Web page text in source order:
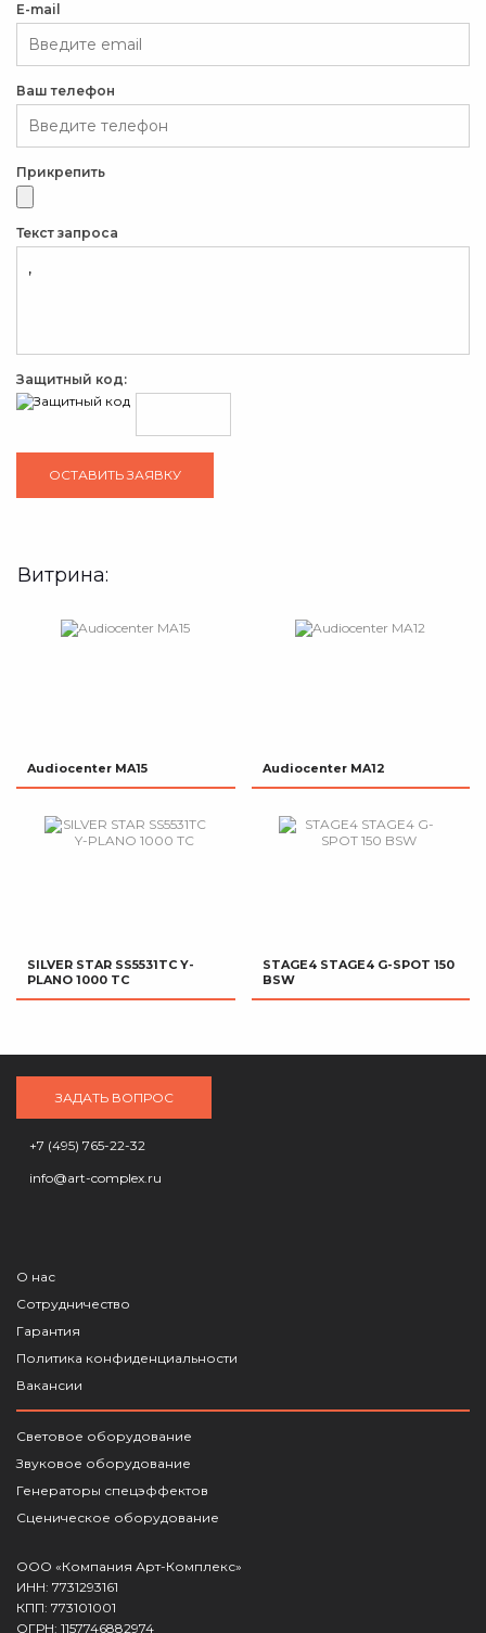
E-mail
Ваш телефон
Прикрепить
Текст запроса
Защитный код:
Витрина:
Audiocenter MA15 Audiocenter MA12
SILVER STAR SS5531TC Y-
PLANO 1000 TC
STAGE4 STAGE4 G-SPOT 150
BSW
ЗАДАТЬ ВОПРОС
+7 (495) 765-22-32
info@art-complex.ru
О нас
Сотрудничество
Гарантия
Политика конфиденциальности
Вакансии
Световое оборудование
Звуковое оборудование
Генераторы спецэффектов
Сценическое оборудование
ООО «Компания Арт-Комплекс»
ИНН: 7731293161
КПП: 773101001
ОГРН: 1157746882974